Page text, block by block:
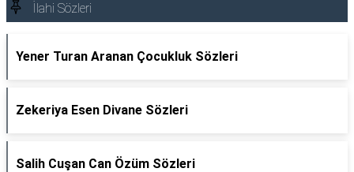
İlahi Sözleri
Yener Turan Aranan Çocukluk Sözleri
Zekeriya Esen Divane Sözleri
Salih Cuşan Can Özüm Sözleri